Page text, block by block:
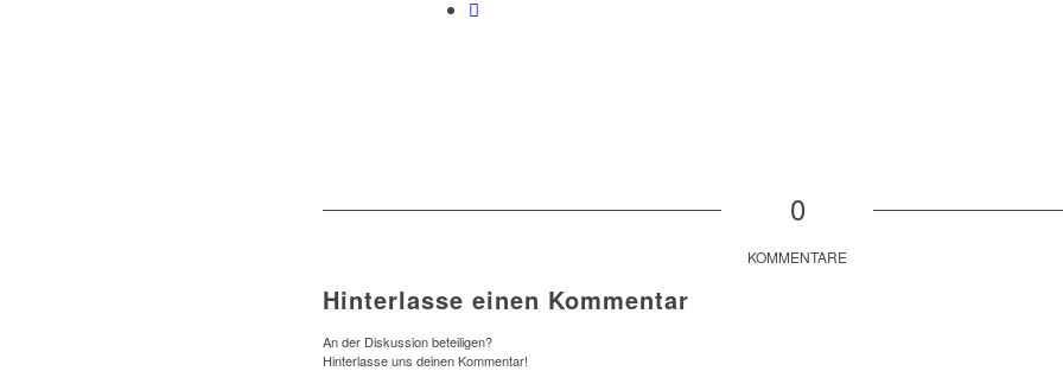
0
KOMMENTARE
Hinterlasse einen Kommentar
An der Diskussion beteiligen?
Hinterlasse uns deinen Kommentar!